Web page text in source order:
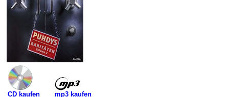
CD kaufen
mp3 kaufen